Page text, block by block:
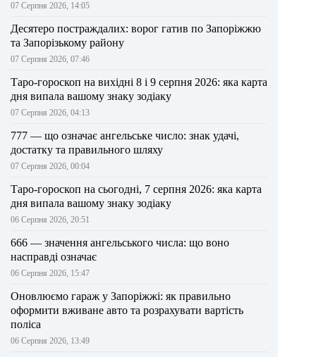
07 Серпня 2026, 14:05
Десятеро постраждалих: ворог гатив по Запоріжжю
та Запорізькому району
07 Серпня 2026, 07:46
Таро-гороскоп на вихідні 8 і 9 серпня 2026: яка карта
дня випала вашому знаку зодіаку
07 Серпня 2026, 04:13
777 — що означає ангельське число: знак удачі,
достатку та правильного шляху
07 Серпня 2026, 00:04
Таро-гороскоп на сьогодні, 7 серпня 2026: яка карта
дня випала вашому знаку зодіаку
06 Серпня 2026, 20:51
666 — значення ангельського числа: що воно
насправді означає
06 Серпня 2026, 15:47
Оновлюємо гараж у Запоріжжі: як правильно
оформити вживане авто та розрахувати вартість
поліса
06 Серпня 2026, 13:49